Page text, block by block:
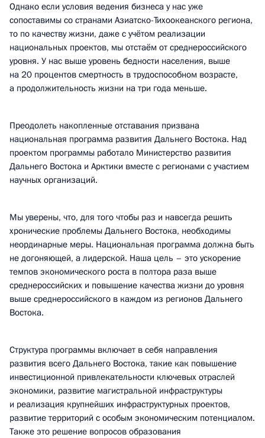
Однако если условия ведения бизнеса у нас уже
сопоставимы со странами Азиатско-Тихоокеанского региона,
то по качеству жизни, даже с учётом реализации
национальных проектов, мы отстаём от среднероссийского
уровня. У нас выше уровень бедности населения, выше
на 20 процентов смертность в трудоспособном возрасте,
а продолжительность жизни на три года меньше.
Преодолеть накопленные отставания призвана
национальная программа развития Дальнего Востока. Над
проектом программы работало Министерство развития
Дальнего Востока и Арктики вместе с регионами с участием
научных организаций.
Мы уверены, что, для того чтобы раз и навсегда решить
хронические проблемы Дальнего Востока, необходимы
неординарные меры. Национальная программа должна быть
не догоняющей, а лидерской. Наша цель – это ускорение
темпов экономического роста в полтора раза выше
среднероссийских и повышение качества жизни до уровня
выше среднероссийского в каждом из регионов Дальнего
Востока.
Структура программы включает в себя направления
развития всего Дальнего Востока, такие как повышение
инвестиционной привлекательности ключевых отраслей
экономики, развитие магистральной инфраструктуры
и реализация крупнейших инфраструктурных проектов,
развитие территорий с особым экономическим потенциалом.
Также это решение вопросов образования